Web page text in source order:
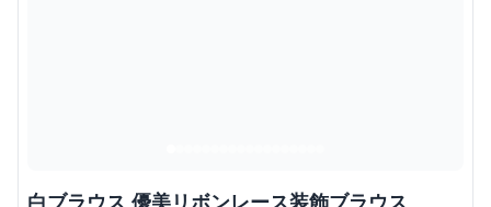
白ブラウス 優美リボンレース装飾ブラウス